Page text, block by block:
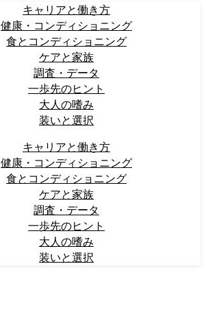
キャリアと働き方
健康・コンディショニング
食とコンディショニング
ケアと家族
調査・データ
一歩先のヒント
大人の嗜み
装いと選択
キャリアと働き方
健康・コンディショニング
食とコンディショニング
ケアと家族
調査・データ
一歩先のヒント
大人の嗜み
装いと選択